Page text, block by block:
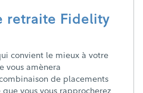
retraite Fidelity
convient le mieux à votre
vous amènera
de placements
vous vous rapprocherez